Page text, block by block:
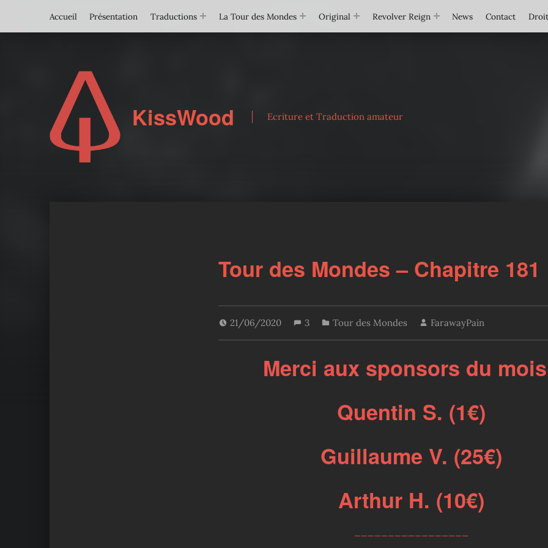
Accueil Présentation Traductions La Tour des Mondes Original Revolver Reign News Contact
KissWood Ecriture et Traduction amateur
Tour des Mondes – Chapitre 181
21/06/2020 3 Tour des Mondes FarawayPain
Merci aux sponsors du
Quentin S. (1€)
Guillaume V. (25€)
Arthur H. (10€)